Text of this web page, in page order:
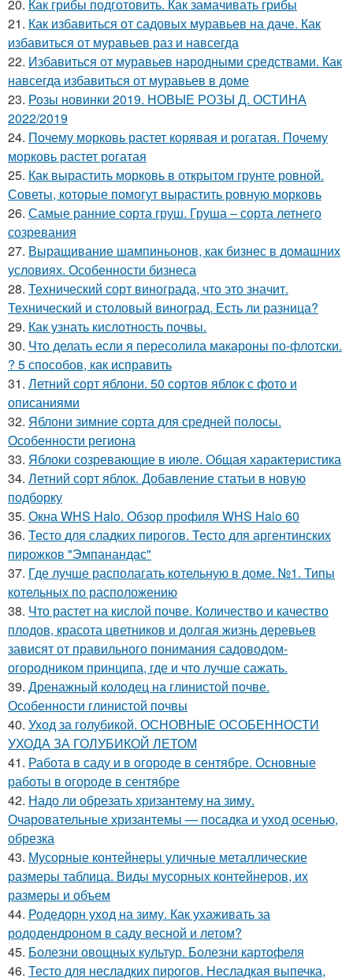
20. Как грибы подготовить. Как замачивать грибы
21. Как избавиться от садовых муравьев на даче. Как
избавиться от муравьев раз и навсегда
22. Избавиться от муравьев народными средствами. Как
навсегда избавиться от муравьев в доме
23. Розы новинки 2019. НОВЫЕ РОЗЫ Д. ОСТИНА
2022/2019
24. Почему морковь растет корявая и рогатая. Почему
морковь растет рогатая
25. Как вырастить морковь в открытом грунте ровной.
Советы, которые помогут вырастить ровную морковь
26. Самые ранние сорта груш. Груша – сорта летнего
созревания
27. Выращивание шампиньонов, как бизнес в домашних
условиях. Особенности бизнеса
28. Технический сорт винограда, что это значит.
Технический и столовый виноград. Есть ли разница?
29. Как узнать кислотность почвы.
30. Что делать если я пересолила макароны по-флотски.
? 5 способов, как исправить
31. Летний сорт яблони. 50 сортов яблок с фото и
описаниями
32. Яблони зимние сорта для средней полосы.
Особенности региона
33. Яблоки созревающие в июле. Общая характеристика
34. Летний сорт яблок. Добавление статьи в новую
подборку
35. Окна WHS Halo. Обзор профиля WHS Halo 60
36. Тесто для сладких пирогов. Тесто для аргентинских
пирожков "Эмпанандас"
37. Где лучше располагать котельную в доме. №1. Типы
котельных по расположению
38. Что растет на кислой почве. Количество и качество
плодов, красота цветников и долгая жизнь деревьев
зависят от правильного понимания садоводом-
огородником принципа, где и что лучше сажать.
39. Дренажный колодец на глинистой почве.
Особенности глинистой почвы
40. Уход за голубикой. ОСНОВНЫЕ ОСОБЕННОСТИ
УХОДА ЗА ГОЛУБИКОЙ ЛЕТОМ
41. Работа в саду и в огороде в сентябре. Основные
работы в огороде в сентябре
42. Надо ли обрезать хризантему на зиму.
Очаровательные хризантемы — посадка и уход осенью,
обрезка
43. Мусорные контейнеры уличные металлические
размеры таблица. Виды мусорных контейнеров, их
размеры и объем
44. Родедорн уход на зиму. Как ухаживать за
рододендроном в саду весной и летом?
45. Болезни овощных культур. Болезни картофеля
46. Тесто для несладких пирогов. Несладкая выпечка,